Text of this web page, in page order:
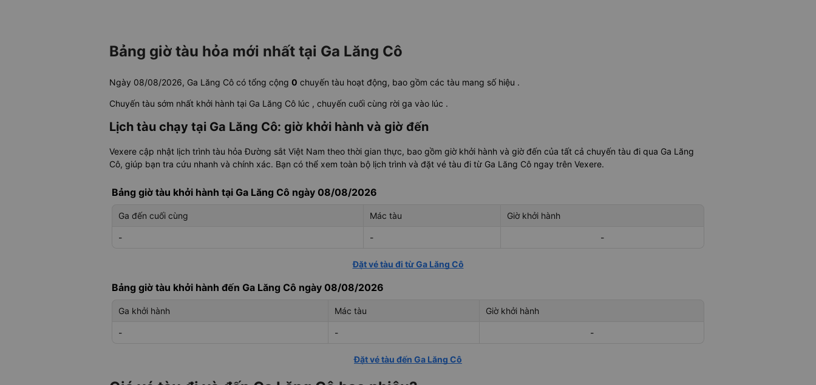
Bảng giờ tàu hỏa mới nhất tại Ga Lăng Cô
Ngày 08/08/2026, Ga Lăng Cô có tổng cộng 0 chuyến tàu hoạt động, bao gồm các tàu mang số hiệu .
Chuyến tàu sớm nhất khởi hành tại Ga Lăng Cô lúc , chuyến cuối cùng rời ga vào lúc .
Lịch tàu chạy tại Ga Lăng Cô: giờ khởi hành và giờ đến
Vexere cập nhật lịch trình tàu hỏa Đường sắt Việt Nam theo thời gian thực, bao gồm giờ khởi hành và giờ đến của tất cả chuyến tàu đi qua Ga Lăng
Cô, giúp bạn tra cứu nhanh và chính xác. Bạn có thể xem toàn bộ lịch trình và đặt vé tàu đi từ Ga Lăng Cô ngay trên Vexere.
Bảng giờ tàu khởi hành tại Ga Lăng Cô ngày 08/08/2026
Ga đến cuối cùng Mác tàu Giờ khởi hành
- - -
Đặt vé tàu đi từ Ga Lăng Cô
Bảng giờ tàu khởi hành đến Ga Lăng Cô ngày 08/08/2026
Ga khởi hành Mác tàu Giờ khởi hành
- - -
Đặt vé tàu đến Ga Lăng Cô